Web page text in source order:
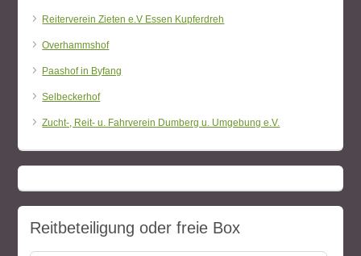
Reiterverein Zieten e.V Essen Kupferdreh
Overhammshof
Paashof in Byfang
Selbeckerhof
Zucht-, Reit- u. Fahrverein Dumberg u. Umgebung e.V.
Reitbeteiligung oder freie Box